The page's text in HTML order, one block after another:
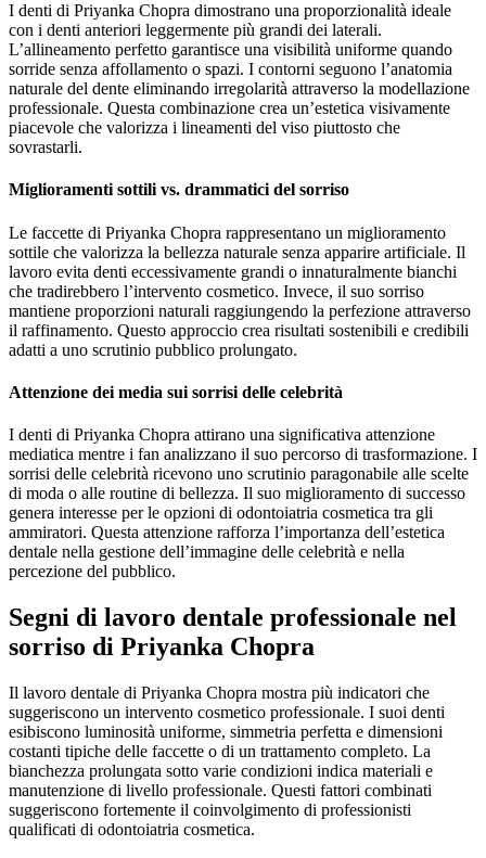
I denti di Priyanka Chopra dimostrano una proporzionalità ideale
con i denti anteriori leggermente più grandi dei laterali.
L’allineamento perfetto garantisce una visibilità uniforme quando
sorride senza affollamento o spazi. I contorni seguono l’anatomia
naturale del dente eliminando irregolarità attraverso la modellazione
professionale. Questa combinazione crea un’estetica visivamente
piacevole che valorizza i lineamenti del viso piuttosto che
sovrastarli.
Miglioramenti sottili vs. drammatici del sorriso
Le faccette di Priyanka Chopra rappresentano un miglioramento
sottile che valorizza la bellezza naturale senza apparire artificiale. Il
lavoro evita denti eccessivamente grandi o innaturalmente bianchi
che tradirebbero l’intervento cosmetico. Invece, il suo sorriso
mantiene proporzioni naturali raggiungendo la perfezione attraverso
il raffinamento. Questo approccio crea risultati sostenibili e credibili
adatti a uno scrutinio pubblico prolungato.
Attenzione dei media sui sorrisi delle celebrità
I denti di Priyanka Chopra attirano una significativa attenzione
mediatica mentre i fan analizzano il suo percorso di trasformazione. I
sorrisi delle celebrità ricevono uno scrutinio paragonabile alle scelte
di moda o alle routine di bellezza. Il suo miglioramento di successo
genera interesse per le opzioni di odontoiatria cosmetica tra gli
ammiratori. Questa attenzione rafforza l’importanza dell’estetica
dentale nella gestione dell’immagine delle celebrità e nella
percezione del pubblico.
Segni di lavoro dentale professionale nel
sorriso di Priyanka Chopra
Il lavoro dentale di Priyanka Chopra mostra più indicatori che
suggeriscono un intervento cosmetico professionale. I suoi denti
esibiscono luminosità uniforme, simmetria perfetta e dimensioni
costanti tipiche delle faccette o di un trattamento completo. La
bianchezza prolungata sotto varie condizioni indica materiali e
manutenzione di livello professionale. Questi fattori combinati
suggeriscono fortemente il coinvolgimento di professionisti
qualificati di odontoiatria cosmetica.